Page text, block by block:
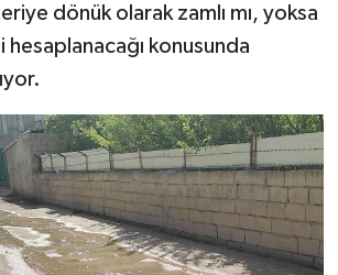
dönük olarak zamlı mı, yoksa
konusunda